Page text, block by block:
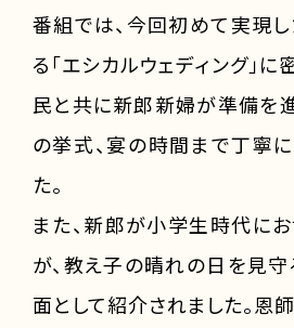
番組では、今回初めて実現
る「エシカルウェディング」
民と共に新郎新婦が準備を
の挙式、宴の時間まで丁寧
た。
また、新郎が小学生時代に
が、教え子の晴れの日を見
面として紹介されました。恩